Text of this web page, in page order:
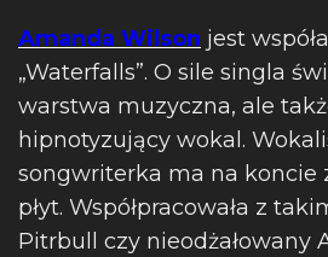
Amanda Wilson jest
„Waterfalls”. O sile singla
warstwa muzyczna, ale
hipnotyzujący wokal.
songwriterka ma na koncie
płyt. Współpracowała z
Pitrbull czy nieodżałowany